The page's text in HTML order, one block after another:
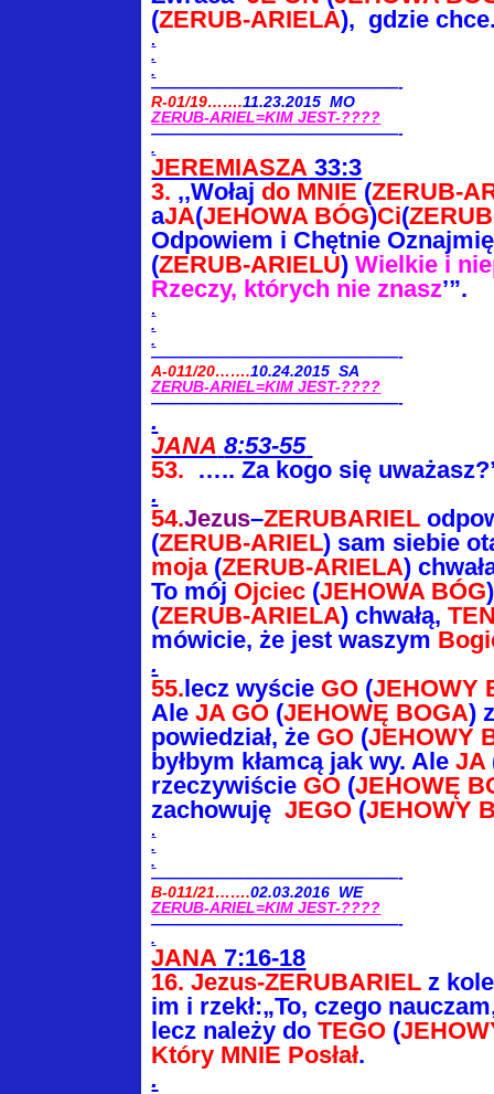
(ZERUB-ARIELA), gdzie
.
.
.
————————————————-
R-01/19…….11.23.2015 MO
ZERUB-ARIEL=KIM JEST-????
————————————————-
.
JEREMIASZA 33:3
3. ,,Wołaj do MNIE (ZERUB-
aJA(JEHOWA BÓG)Ci(
Odpowiem i Chętnie
(ZERUB-ARIELU)Wielkie i
Rzeczy, których nie znasz’”.
.
.
.
————————————————-
A-011/20…….10.24.2015 SA
ZERUB-ARIEL=KIM JEST-????
————————————————-
.
JANA 8:53-55
53. ….. Za kogo się
.
54.Jezus–ZERUBARIEL
(ZERUB-ARIEL) sam siebie
moja(ZERUB-ARIELA)
To mój Ojciec (JEHOWA BÓG
(ZERUB-ARIELA) chwałą,
mówicie, że jest waszym
.
55.lecz wyście GO (JEHOWY
AleJA GO (JEHOWĘ BOGA)
powiedział, że GO (JEHOWY
byłbym kłamcą jak wy. AleJA
rzeczywiście GO (JEHOWĘ
zachowujęJEGO (JEHOWY
.
.
.
————————————————-
B-011/21…….02.03.2016 WE
ZERUB-ARIEL=KIM JEST-????
————————————————-
.
JANA 7:16-18
16. Jezus-ZERUBARIEL z
im i rzekł:„To, czego
lecz należy do TEGO (
Który MNIE Posłał.
.